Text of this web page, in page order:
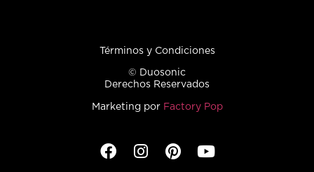
Términos y Condiciones
© Duosonic
Derechos Reservados
Marketing por Factory Pop